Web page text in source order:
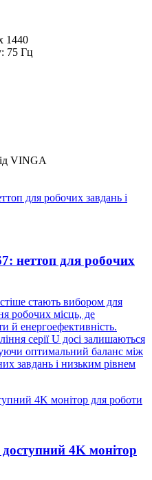
1440
75 Гц
VINGA
неттоп для робочих
стають вибором для
робочих місць, де
й енергоефективність.
серії U досі залишаються
оптимальний баланс між
завдань і низьким рівнем
4K монітор